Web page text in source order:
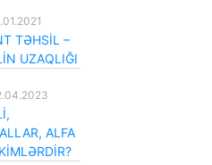
TƏHSİL –
UZAQLIĞI
ALFA